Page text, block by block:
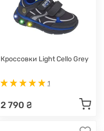
Кроссовки Light Cello Grey
1
2 790 ₴